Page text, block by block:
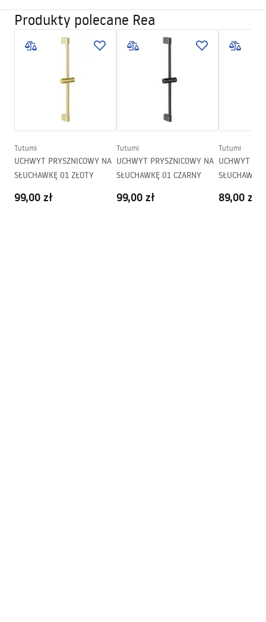
Rodzaj baterii:
Jednouchwytowa
Sposób montażu:
Natynkowy
Regulacja wysokości:
Nie
System Anti-Calc
Tak
Powłoka:
Electroplating
Gwarancja
24 miesiące
Informacje o bezpieczeństwie
Safety_Information_Shower_set.pdf
Warunki gwarancji
Instrukcja montażu
Pielegnacja.pdf
Produkty polecane Rea
Tutumi
UCHWYT PRYSZNICOWY NA
SŁUCHAWKĘ 01 ZŁOTY
99,00 zł
Tutumi
UCHWYT PRYSZNICOWY NA
SŁUCHAWKĘ 01 CZARNY
99,00 zł
Tutumi
UCHWYT
SŁUCHAWKĘ
89,00 zł